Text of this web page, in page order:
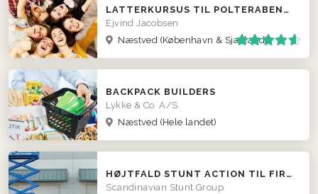
LATTERKURSUS TIL POLTERABEND OG FEST
Ejvind Jacobsen
Næstved (København & Sjælland)
BACKPACK BUILDERS
Lykke & Co. A/S
Næstved (Hele landet)
HØJTFALD STUNT ACTION TIL FIRMAER
Scandinavian Stunt Group